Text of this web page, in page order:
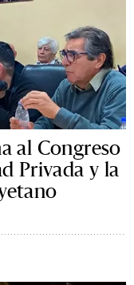
al Congreso
Privada y la